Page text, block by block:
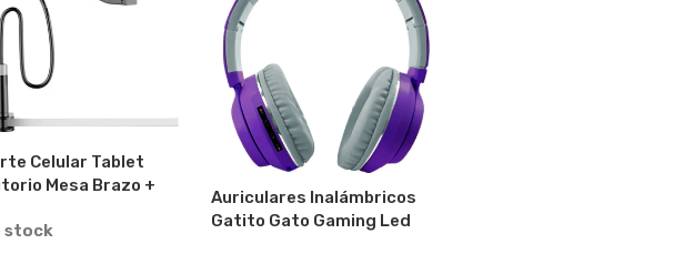
Celular Tablet
Mesa Brazo +
stock
Auriculares Inalámbricos
Gatito Gato Gaming Led